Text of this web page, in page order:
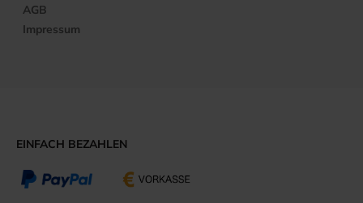
AGB
Impressum
EINFACH BEZAHLEN